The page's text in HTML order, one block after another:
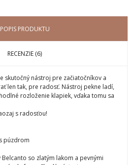
POPIS PRODUKTU
RECENZIE (6)
skutočný nástroj pre začiatočníkov a
len tak, pre radosť. Nástroj pekne ladí,
rozloženie klapiek, vďaka tomu sa
s radosťou!
púzdrom
so zlatým lakom a pevnými